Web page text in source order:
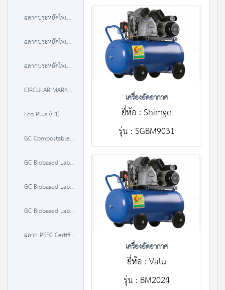
ฉลากประหยัดไฟเบอร์ 5 (1 ดาว) (380)
ฉลากประหยัดไฟเบอร์ 5 (2 ดาว) (384)
ฉลากประหยัดไฟเบอร์ 5 (3 ดาว) (491)
CIRCULAR MARK (3)
Eco Plus (44)
GC Compostable Label (0)
GC Biobased Label 20-50% (0)
GC Biobased Label 50-85 % (0)
GC Biobased Label >85% (0)
ฉลาก PEFC Certified Material (0)
เครื่องอัดอากาศ
ยี่ห้อ : Shimge
รุ่น : SGBM9031
เครื่องอัดอากาศ
ยี่ห้อ : Valu
รุ่น : BM2024